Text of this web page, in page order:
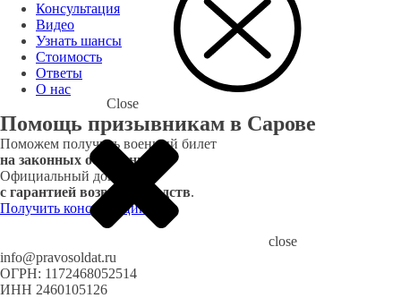
Консультация
Видео
Узнать шансы
Стоимость
Ответы
О нас
close
info@pravosoldat.ru
ОГРН: 1172468052514
ИНН 2460105126
Close
Помощь призывникам в Сарове
Поможем получить военный билет
на законных основаниях.
Официальный договор
с гарантией возврата средств.
Получить консультацию